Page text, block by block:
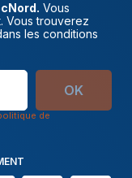
Vous
Vous trouverez
les conditions
OK
de